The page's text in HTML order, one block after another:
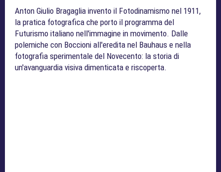
Anton Giulio Bragaglia invento il Fotodinamismo nel 1911,
la pratica fotografica che porto il programma del
Futurismo italiano nell'immagine in movimento. Dalle
polemiche con Boccioni all'eredita nel Bauhaus e nella
fotografia sperimentale del Novecento: la storia di
un'avanguardia visiva dimenticata e riscoperta.